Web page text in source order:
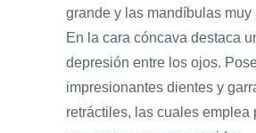
grande y las mandíbulas muy
En la cara cóncava destaca
depresión entre los ojos.
impresionantes dientes y
retráctiles, las cuales emplea